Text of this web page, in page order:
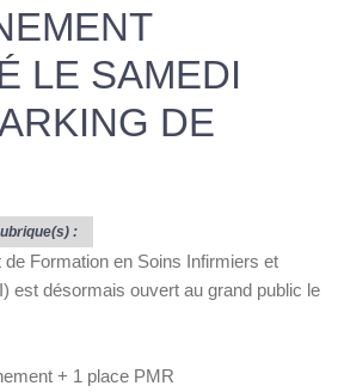
LE SAMEDI
DE
:
de Formation en Soins Infirmiers et
est désormais ouvert au grand public le
+ 1 place PMR